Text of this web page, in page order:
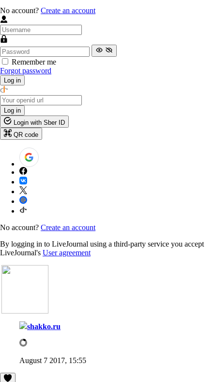
No account? Create an account
Remember me
Forgot password
Log in
Log in
Login with Sber ID
QR code
No account? Create an account
By logging in to LiveJournal using a third-party service you accept
LiveJournal's User agreement
shakko.ru
August 7 2017, 15:55